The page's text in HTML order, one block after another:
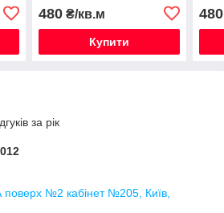
480₴/кв.м
Купити
480
за рік
поверх №2 кабінет №205, Київ,